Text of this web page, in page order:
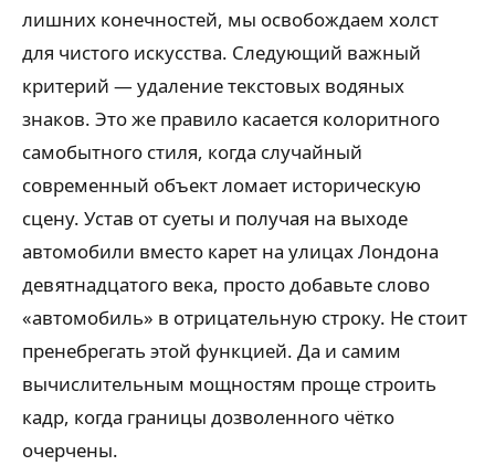
лишних конечностей, мы освобождаем холст
для чистого искусства. Следующий важный
критерий — удаление текстовых водяных
знаков. Это же правило касается колоритного
самобытного стиля, когда случайный
современный объект ломает историческую
сцену. Устав от суеты и получая на выходе
автомобили вместо карет на улицах Лондона
девятнадцатого века, просто добавьте слово
«автомобиль» в отрицательную строку. Не стоит
пренебрегать этой функцией. Да и самим
вычислительным мощностям проще строить
кадр, когда границы дозволенного чётко
очерчены.